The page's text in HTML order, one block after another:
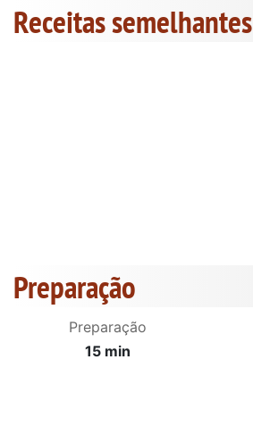
Receitas semelhantes
Preparação
Preparação
15 min